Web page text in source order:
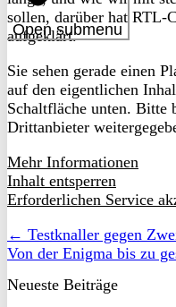
Open submenu
sollen, darüber hat RTL-
aufgeklärt.
Sie sehen gerade einen
auf den eigentlichen
Schaltfläche unten. Bitte
Drittanbieter
Mehr Informationen
Inhalt entsperren
Erforderlichen Service
← Testknaller gegen
Von der Enigma bis zu
Neueste Beiträge